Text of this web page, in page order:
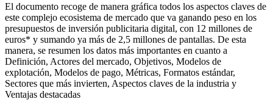
El documento recoge de manera gráfica todos los aspectos claves de
este complejo ecosistema de mercado que va ganando peso en los
presupuestos de inversión publicitaria digital, con 12 millones de
euros* y sumando ya más de 2,5 millones de pantallas. De esta
manera, se resumen los datos más importantes en cuanto a
Definición, Actores del mercado, Objetivos, Modelos de
explotación, Modelos de pago, Métricas, Formatos estándar,
Sectores que más invierten, Aspectos claves de la industria y
Ventajas destacadas